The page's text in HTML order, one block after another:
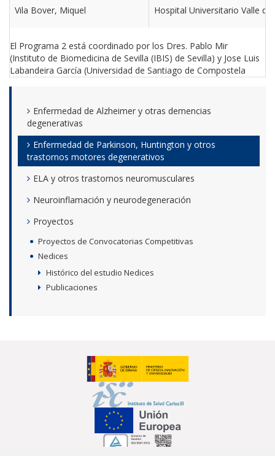
Vila Bover, Miquel Hospital Universitario Valle
El Programa 2 está coordinado por los Dres. Pablo Mir
(Instituto de Biomedicina de Sevilla (IBIS) de Sevilla) y Jose Luis
Labandeira García (Universidad de Santiago de Compostela
Enfermedad de Alzheimer y otras demencias
degenerativas
Enfermedad de Parkinson, Huntington y otros
trastornos motores degenerativos
ELA y otros trastornos neuromusculares
Neuroinflamación y neurodegeneración
Proyectos
Proyectos de Convocatorias Competitivas
Nedices
Histórico del estudio Nedices
Publicaciones